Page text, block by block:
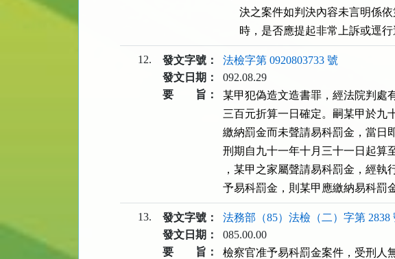
決之案件如判決內容未言明係
時，是否應提起非常上訴或逕
12. 發文字號：
法檢字第 0920803733 號
發文日期：
092.08.29
要 旨：
某甲犯偽造文造書罪，經法院判處
三百元折算一日確定。嗣某甲於九
繳納罰金而未聲請易科罰金，當日
刑期自九十一年十月三十一日起算
，某甲之家屬聲請易科罰金，經
予易科罰金，則某甲應繳納易科罰
13. 發文字號：
法務部（85）法檢（二）字第 2838
發文日期：
085.00.00
要 旨：
檢察官准予易科罰金案件，受刑人